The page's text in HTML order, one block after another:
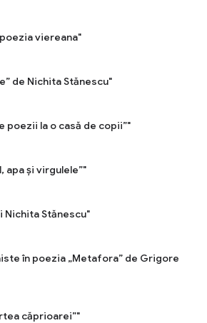
viereana"
de Nichita Stănescu"
poezii la o casă de copii”"
apa și virgulele”"
Nichita Stănescu"
în poezia „Metafora” de Grigore
căprioarei”"